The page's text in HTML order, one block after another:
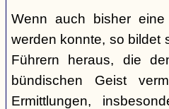
Wenn auch bisher
werden konnte, so bildet
Führern heraus, die
bündischen Geist
Ermittlungen,